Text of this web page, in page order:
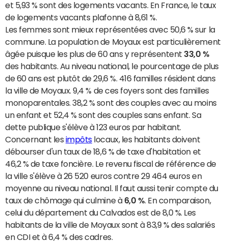
et 5,93 % sont des logements vacants. En France, le taux
de logements vacants plafonne à 8,61 %.
Les femmes sont mieux représentées avec 50,6 % sur la
commune. La population de Moyaux est particulièrement
âgée puisque les plus de 60 ans y représentent 33,0 %
des habitants. Au niveau national, le pourcentage de plus
de 60 ans est plutôt de 29,6 %. 416 familles résident dans
la ville de Moyaux. 9,4 % de ces foyers sont des familles
monoparentales. 38,2 % sont des couples avec au moins
un enfant et 52,4 % sont des couples sans enfant. Sa
dette publique s'élève à 123 euros par habitant.
Concernant les impôtslocaux, les habitants doivent
débourser d'un taux de 18,6 % de taxe d'habitation et
46,2 % de taxe foncière. Le revenu fiscal de référence de
la ville s'élève à 26 520 euros contre 29 464 euros en
moyenne au niveau national. Il faut aussi tenir compte du
taux de chômage qui culmine à 6,0 % . En comparaison,
celui du département du Calvados est de 8,0 %. Les
habitants de la ville de Moyaux sont à 83,9 % des salariés
en CDI et à 6,4 % des cadres.